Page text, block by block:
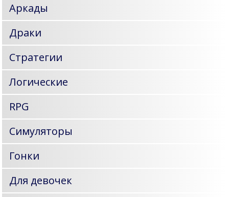
Аркады
Драки
Стратегии
Логические
RPG
Симуляторы
Гонки
Для девочек